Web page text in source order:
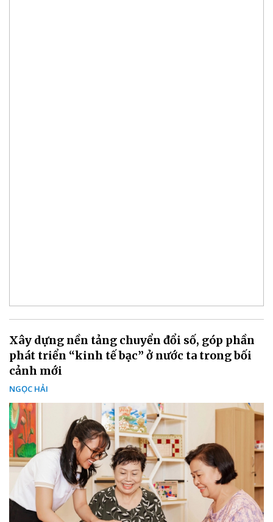
Xây dựng nền tảng chuyển đổi số, góp phần
phát triển “kinh tế bạc” ở nước ta trong bối
cảnh mới
NGỌC HẢI